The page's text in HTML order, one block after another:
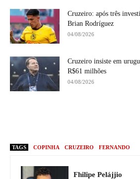
Cruzeiro: após três
Brian Rodríguez
04/08/2026
Cruzeiro insiste em
R$61 milhões
04/08/2026
TAGS COPINHA CRUZEIRO FERNANDO
Fhilipe Pelájjio